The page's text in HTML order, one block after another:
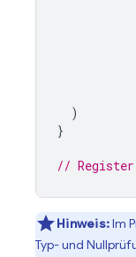
)
}
//
Hinweis:Im
Typ- und